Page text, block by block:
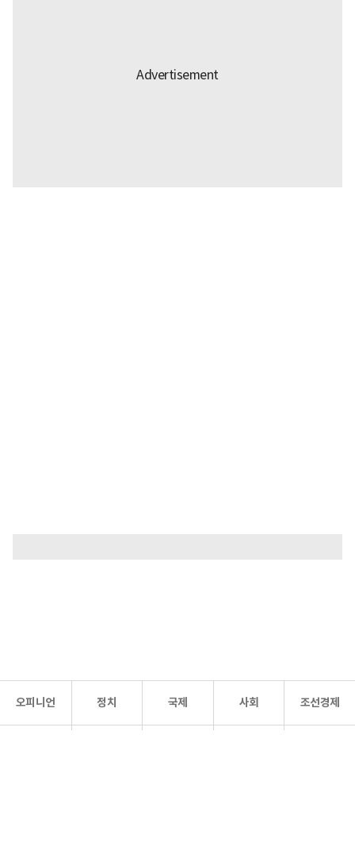
오피니언 정치 국제 사회 조선경제